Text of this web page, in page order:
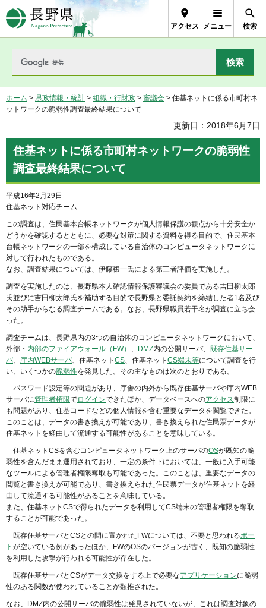
長野県Nagano Prefecture
アクセス メニュー 検索
ホーム > 県政情報・統計 > 組織・行財政 > 審議会 > 住基ネットに係る市町村ネ
ットワークの脆弱性調査最終結果について
更新日：2018年6月7日
住基ネットに係る市町村ネットワークの脆弱性
調査最終結果について
平成16年2月29日
住基ネット対応チーム
この調査は、住民基本台帳ネットワークが個人情報保護の観点から十分安全か
どうかを確認するとともに、必要な対策に関する資料を得る目的で、住民基本
台帳ネットワークの一部を構成している自治体のコンピュータネットワークに
対して行われたものである。
なお、調査結果については、伊藤穣一氏による第三者評価を実施した。
調査を実施したのは、長野県本人確認情報保護審議会の委員である吉田柳太郎
氏並びに吉田柳太郎氏を補助する目的で長野県と委託契約を締結した者1名及び
その助手からなる調査チームである。なお、長野県職員若干名が調査に立ち会
った。
調査チームは、長野県内の3つの自治体のコンピュータネットワークにおいて、
外部・ 内部のファイアウォール（FW） DMZ内の公開サーバ、 既存住基サー
バ、 庁内WEBサーバ、住基ネット CS 、住基ネット CS端末等について調査を行
い、いくつかの脆弱性を発見した。その主なものは次のとおりである。
パスワード設定等の問題があり、庁舎の内外から既存住基サーバや庁内WEB
サーバに管理者権限でログインできたほか、データベースへのアクセス制限に
も問題があり、住基コードなどの個人情報を含む重要なデータを閲覧できた。
このことは、データの書き換えが可能であり、書き換えられた住民票データが
住基ネットを経由して流通する可能性があることを意味している。
住基ネットCSを含むコンピュータネットワーク上のサーバのOSが既知の脆
弱性を含んだまま運用されており、一定の条件下においては、一般に入手可能
なツールによる管理者権限奪取も可能であった。このことは、重要なデータの
閲覧と書き換えが可能であり、書き換えられた住民票データが住基ネットを経
由して流通する可能性があることを意味している。
また、住基ネットCSで得られたデータを利用してCS端末の管理者権限を奪取
することが可能であった。
既存住基サーバとCSとの間に置かれたFWについては、不要と思われるポー
ト が空いている例があったほか、FWのOSのバージョンが古く、既知の脆弱性
を利用した攻撃が行われる可能性が存在した。
既存住基サーバとCSがデータ交換をする上で必要なアプリケーションに脆弱
性のある関数が使われていることが類推された。
なお、DMZ内の公開サーバの脆弱性は発見されていないが、これは調査対象の